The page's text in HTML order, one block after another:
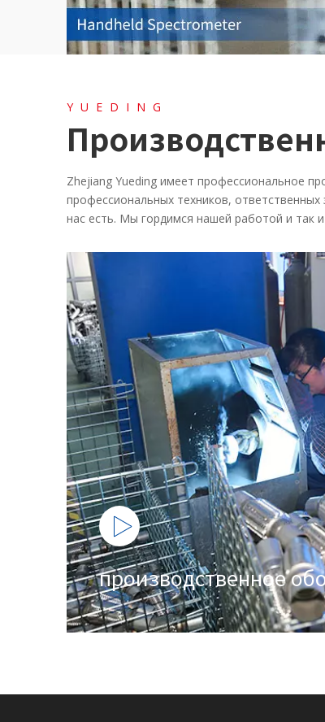
YUEDING
Zhejiang Yueding имеет профессиональное
профессиональных техников,
нас есть. Мы гордимся нашей работой и так
производственное